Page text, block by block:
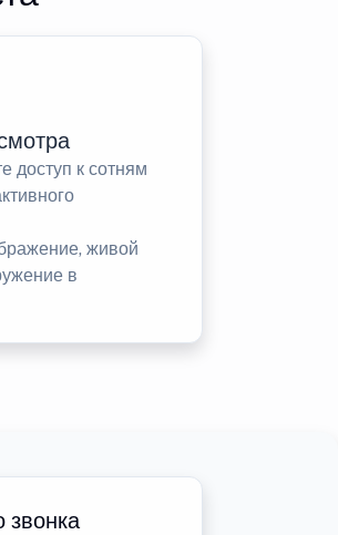
доступ к сотням
живой
в
звонка